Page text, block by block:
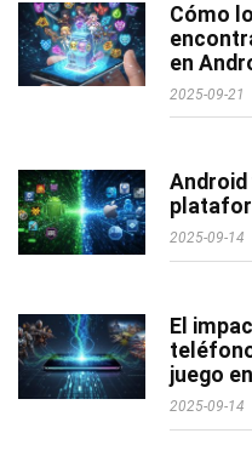
Cómo
en
2025-09-21
Android
2025-09-14
El
juego
2025-09-14